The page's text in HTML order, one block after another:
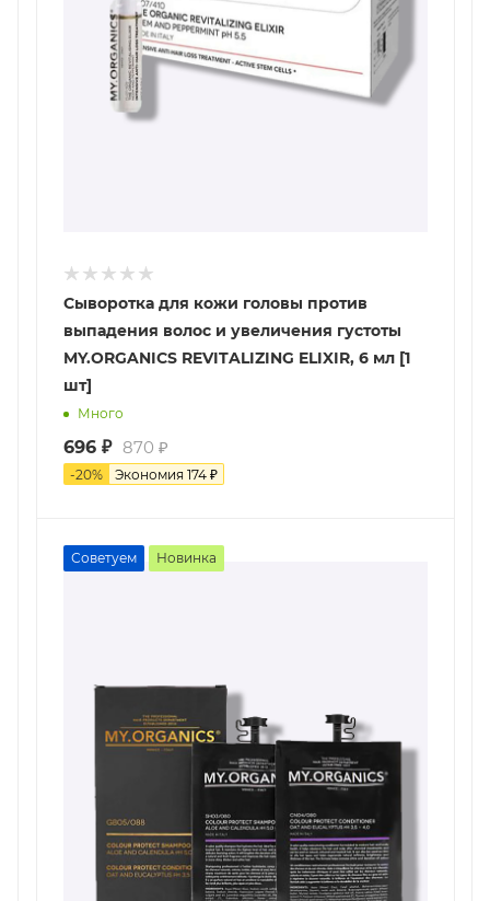
Сыворотка для кожи головы против
выпадения волос и увеличения густоты
MY.ORGANICS REVITALIZING ELIXIR, 6 мл [1
шт]
Много
696 ₽ 870 ₽
-20% Экономия 174 ₽
Советуем Новинка